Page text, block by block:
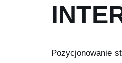
Pozycjonowanie